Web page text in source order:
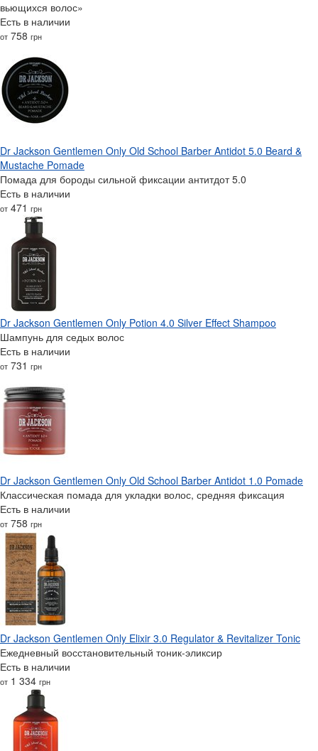
вьющихся волос»
Есть в наличии
от 758 грн
Dr Jackson Gentlemen Only Old School Barber Antidot 5.0 Beard &
Mustache Pomade
Помада для бороды сильной фиксации антитдот 5.0
Есть в наличии
от 471 грн
Dr Jackson Gentlemen Only Potion 4.0 Silver Effect Shampoo
Шампунь для седых волос
Есть в наличии
от 731 грн
Dr Jackson Gentlemen Only Old School Barber Antidot 1.0 Pomade
Классическая помада для укладки волос, средняя фиксация
Есть в наличии
от 758 грн
Dr Jackson Gentlemen Only Elixir 3.0 Regulator & Revitalizer Tonic
Ежедневный восстановительный тоник-эликсир
Есть в наличии
от 1 334 грн